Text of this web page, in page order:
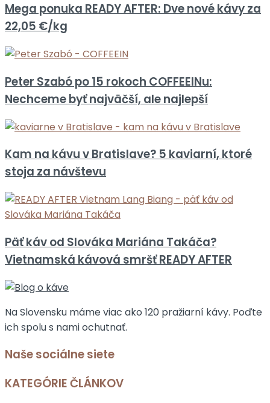
Mega ponuka READY AFTER: Dve nové kávy za
22,05 €/kg
Peter Szabó po 15 rokoch COFFEEINu:
Nechceme byť najväčší, ale najlepší
Kam na kávu v Bratislave? 5 kaviarní, ktoré
stoja za návštevu
Päť káv od Slováka Mariána Takáča?
Vietnamská kávová smršť READY AFTER
Na Slovensku máme viac ako 120 pražiarní kávy. Poďte
ich spolu s nami ochutnať.
Naše sociálne siete
KATEGÓRIE ČLÁNKOV